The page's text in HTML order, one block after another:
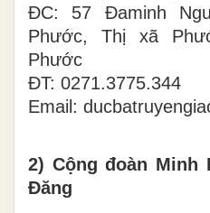
ĐC: 57 Đaminh
Phước, Thị xã
Phước
ĐT: 0271.3775.344
Email:
2) Cộng đoàn Minh
Đăng